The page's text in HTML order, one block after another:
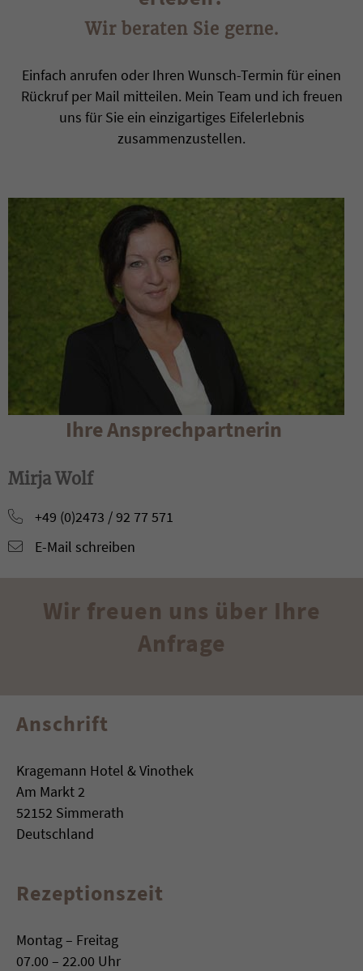
Wir beraten Sie gerne.
Einfach anrufen oder Ihren Wunsch-Termin für einen
Rückruf per Mail mitteilen. Mein Team und ich freuen
uns für Sie ein einzigartiges Eifelerlebnis
zusammenzustellen.
Mirja Wolf
+49 (0)2473 / 92 77 571
E-Mail schreiben
Wir freuen uns über Ihre
Anfrage
Anschrift
Kragemann Hotel & Vinothek
Am Markt 2
52152 Simmerath
Deutschland
Rezeptionszeit
Montag – Freitag
07.00 – 22.00 Uhr